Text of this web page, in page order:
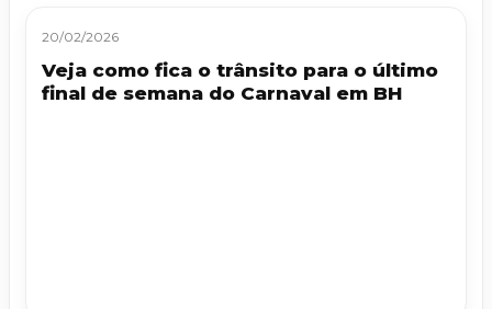
20/02/2026
Veja como fica o trânsito para o último
final de semana do Carnaval em BH